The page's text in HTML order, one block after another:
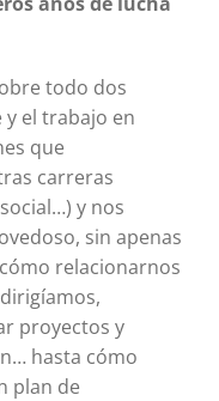
todo dos
y el trabajo en
que
carreras
y nos
sin apenas
relacionarnos
proyectos y
hasta cómo
plan de